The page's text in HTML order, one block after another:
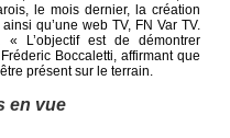
le mois dernier, la création
qu’une web TV, FN Var TV.
L’objectif est de démontrer
Boccaletti, affirmant que
présent sur le terrain.
en vue